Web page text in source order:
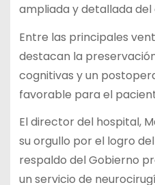
ampliada y detallada
Entre las principales
destacan la
cognitivas y un
favorable para el
El director del hospital,
su orgullo por el logro
respaldo del Gobierno
un servicio de